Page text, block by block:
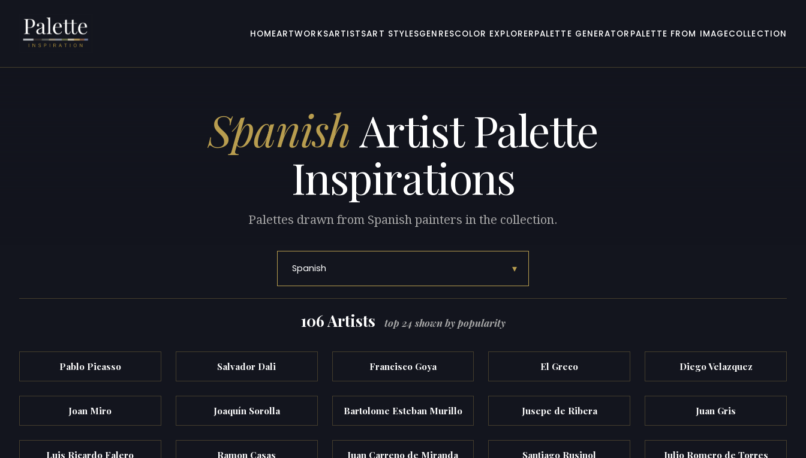
HOMEARTWORKSARTISTSART STYLESGENRESCOLOR EXPLORERPALETTE GENERATOR PALETTE FROM IMAGECOLLECTION
SpanishArtist Palette
Inspirations
Palettes drawn from Spanish painters in the collection.
Spanish ▾
106 Artists top 24 shown by popularity
Pablo Picasso Salvador Dali Francisco Goya El Greco Diego Velazquez
Joan Miro Joaquín Sorolla Bartolome Esteban Murillo Jusepe de Ribera Juan Gris
Luis Ricardo Falero Ramon Casas Juan Carreno de Miranda Santiago Rusinol Julio Romero de Torres